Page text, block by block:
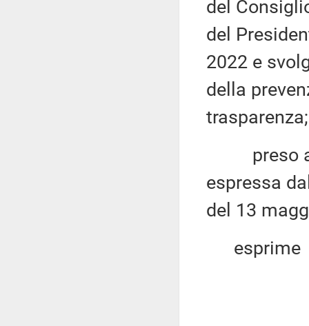
del
del
2022 e
della
trasparenza;
preso
espressa
del 13
esprime